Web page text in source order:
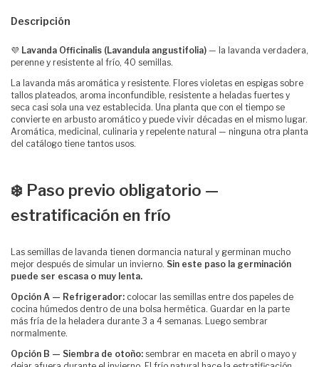
Descripción
💜 Lavanda Officinalis (Lavandula angustifolia) — la lavanda verdadera,
perenne y resistente al frío, 40 semillas.
La lavanda más aromática y resistente. Flores violetas en espigas sobre
tallos plateados, aroma inconfundible, resistente a heladas fuertes y
seca casi sola una vez establecida. Una planta que con el tiempo se
convierte en arbusto aromático y puede vivir décadas en el mismo lugar.
Aromática, medicinal, culinaria y repelente natural — ninguna otra planta
del catálogo tiene tantos usos.
❄️ Paso previo obligatorio —
estratificación en frío
Las semillas de lavanda tienen dormancia natural y germinan mucho
mejor después de simular un invierno. Sin este paso la germinación
puede ser escasa o muy lenta.
Opción A — Refrigerador: colocar las semillas entre dos papeles de
cocina húmedos dentro de una bolsa hermética. Guardar en la parte
más fría de la heladera durante 3 a 4 semanas. Luego sembrar
normalmente.
Opción B — Siembra de otoño: sembrar en maceta en abril o mayo y